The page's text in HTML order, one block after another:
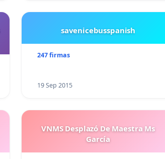
savenicebusspanish
247 firmas
19 Sep 2015
VNMS Desplazó De Maestra Ms
García